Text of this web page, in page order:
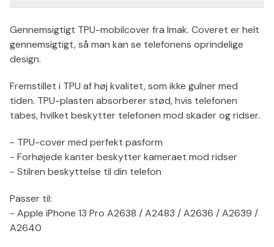
Gennemsigtigt TPU-mobilcover fra Imak. Coveret er helt
gennemsigtigt, så man kan se telefonens oprindelige
design.
Fremstillet i TPU af høj kvalitet, som ikke gulner med
tiden. TPU-plasten absorberer stød, hvis telefonen
tabes, hvilket beskytter telefonen mod skader og ridser.
- TPU-cover med perfekt pasform
- Forhøjede kanter beskytter kameraet mod ridser
- Stilren beskyttelse til din telefon
Passer til:
- Apple iPhone 13 Pro A2638 / A2483 / A2636 / A2639 /
A2640